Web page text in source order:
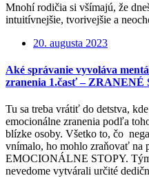
Mnohí rodičia si všímajú, že
intuitívnejšie, tvorivejšie a
20. augusta 2023
Aké správanie vyvoláva
zranenia 1.časť – ZRANENÉ
Tu sa treba vrátiť do detstva,
emocionálne zranenia podľa
blízke osoby. Všetko to, čo
vnímalo, ho mohlo zraňovať na
EMOCIONÁLNE STOPY.
nevedome vytvárali určité